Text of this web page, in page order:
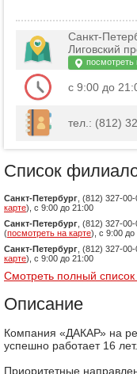
Санкт-
Лиговский
посмотреть
c 9:00 до
тел.: (812)
Список
Санкт-Петербург , (812) 327-
карте), c 9:00 до 21:00
Санкт-Петербург , (812) 327-
(посмотреть на карте), c 9:00 до
Санкт-Петербург , (812) 327-
карте), c 9:00 до 21:00
Смотреть полный
Описание
Компания «ДАКАР» на
успешно работает 16 лет.
Приоритетные